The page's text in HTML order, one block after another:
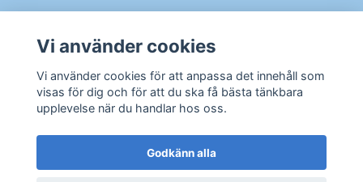
Sociala medier
Vi använder cookies
Vi använder cookies för att anpassa det innehåll som
visas för dig och för att du ska få bästa tänkbara
upplevelse när du handlar hos oss.
Godkänn alla